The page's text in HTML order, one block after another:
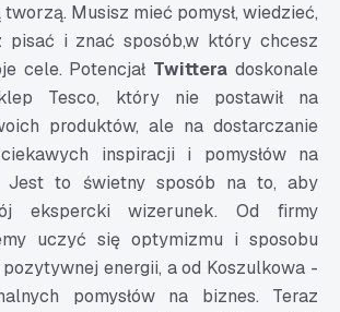
Musisz mieć pomysł, wiedzieć,
pisać i znać sposób,w który chcesz
cele. Potencjał Twittera doskonale
Tesco, który nie postawił na
produktów, ale na dostarczanie
inspiracji i pomysłów na
Jest to świetny sposób na to, aby
eksperckiwizerunek. Od firmy
uczyć się optymizmu i sposobu
energii, a od Koszulkowa -
pomysłów na biznes. Teraz